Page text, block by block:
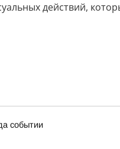
действий,
событии